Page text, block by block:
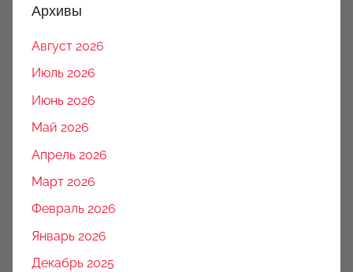
Архивы
Август 2026
Июль 2026
Июнь 2026
Май 2026
Апрель 2026
Март 2026
Февраль 2026
Январь 2026
Декабрь 2025